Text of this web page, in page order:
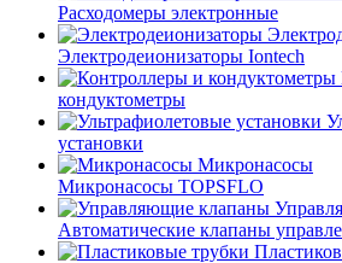
Расходомеры электронные
Электродеионизаторы Iontech
кондуктометры
установки
Микронасосы
Микронасосы TOPSFLO
Автоматические клапаны